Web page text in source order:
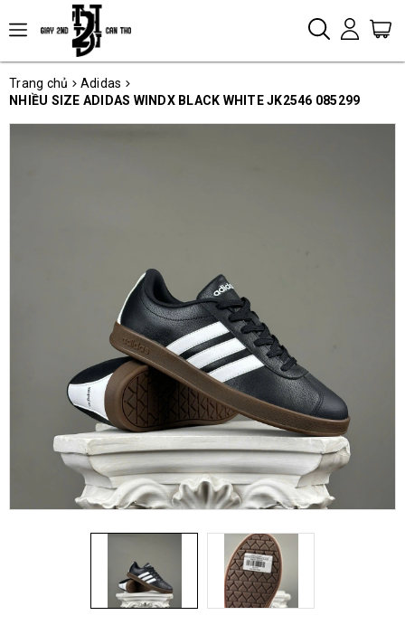
Trang chủ
Adidas
NHIỀU SIZE ADIDAS WINDX BLACK WHITE JK2546 085299